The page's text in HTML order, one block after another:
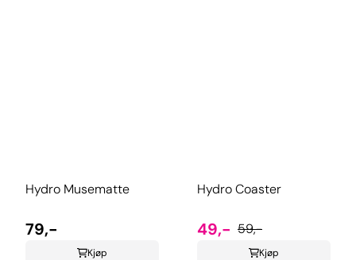
Hydro Musematte
79,-
Kjøp
Hydro Coaster
49,- 59,-
Kjøp
RABATT